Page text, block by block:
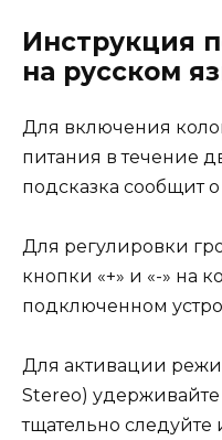
Инструкция
на русском
Для включения
питания в течение
подсказка сообщит
Для регулировки
кнопки «+» и «-» на
подключенном
Для активации
Stereo)
тщательно следуйте